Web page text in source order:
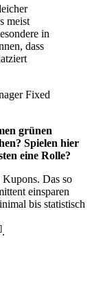
meist
in
dass
Fixed
grünen
Spielen hier
eine Rolle?
Kupons. Das so
einsparen
bis statistisch
.